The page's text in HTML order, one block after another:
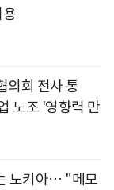
의회 전사 통
노조 '영향력 만
노키아… "메모